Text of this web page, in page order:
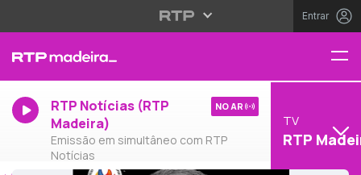
Entrar
RTP Notícias (RTP
Madeira)
Emissão em simultâneo com RTP
Notícias
NO AR
TV
RTP